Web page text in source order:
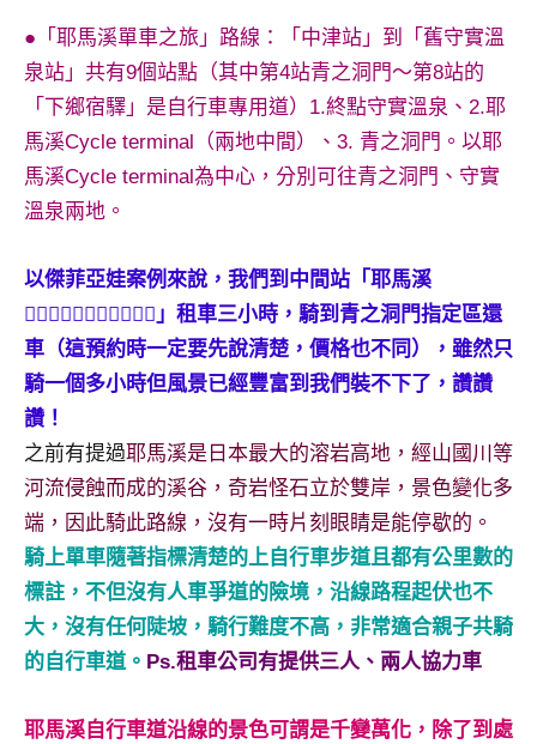
主
持、
學
企
業
講
部
客
及
旅
遊
雜
專
欄、
觀
光
局
合
作
人
●「耶馬溪單車之旅」路線：「中津站」到「舊守實溫
泉站」共有9個站點（其中第4站青之洞門～第8站的
「下鄉宿驛」是自行車專用道）1.終點守實溫泉、2.耶
馬溪Cycle terminal（兩地中間）、3. 青之洞門。以耶
馬溪Cycle terminal為中心，分別可往青之洞門、守實
溫泉兩地。
以傑菲亞娃案例來說，我們到中間站「耶馬溪
」租車三小時，騎到青之洞門指定區還
車（這預約時一定要先說清楚，價格也不同），雖然只
騎一個多小時但風景已經豐富到我們裝不下了，讚讚
讚！
之前有提過耶馬溪是日本最大的溶岩高地，經山國川等
河流侵蝕而成的溪谷，奇岩怪石立於雙岸，景色變化多
端，因此騎此路線，沒有一時片刻眼睛是能停歇的。
騎上單車隨著指標清楚的上自行車步道且都有公里數的
標註，不但沒有人車爭道的險境，沿線路程起伏也不
大，沒有任何陡坡，騎行難度不高，非常適合親子共騎
的自行車道。 Ps.租車公司有提供三人、兩人協力車
耶馬溪自行車道沿線的景色可謂是千變萬化，除了到處